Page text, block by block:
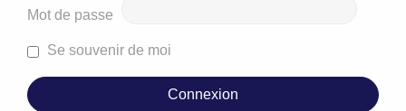
Mot de passe
Se souvenir de moi